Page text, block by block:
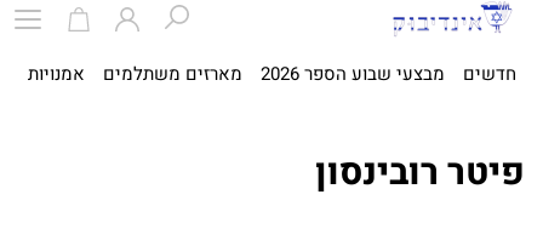
חדשים מבצעי שבוע הספר 2026 מארזים משתלמים אמנויות
פיטר רובינסון